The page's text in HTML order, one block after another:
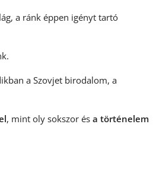
a ránk éppen igényt tartó
a Szovjet birodalom, a
, mint oly sokszor és a történelem